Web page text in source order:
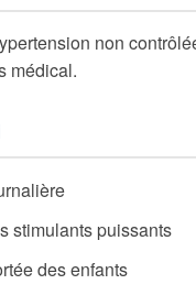
non
médical.
stimulants puissants
des enfants